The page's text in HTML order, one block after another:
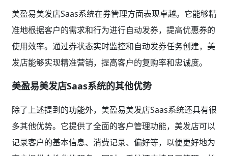
美盈易美发店Saas系统在券管理方面表现卓越。它能够精
准地根据客户的需求和行为进行自动发券，提高优惠券的
使用效率。通过券状态实时监控和自动发券任务创建，美
发店能够实现精准营销，提高客户的复购率和忠诚度。
美盈易美发店Saas系统的其他优势
除了上述提到的功能外，美盈易美发店Saas系统还具有很
多其他优势。它提供了全面的客户管理功能，美发店可以
记录客户的基本信息、消费记录、偏好等，以便更好地为